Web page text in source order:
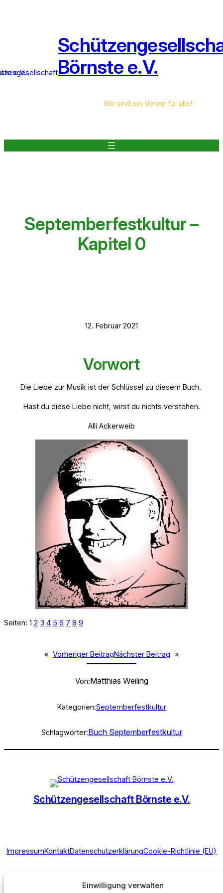
Einwilligung verwalten
Börnste e.V.
Wir sind ein Verein für alle!
Septemberfestkultur –
Kapitel 0
12. Februar 2021
Vorwort
Die Liebe zur Musik ist der Schlüssel zu diesem Buch.
Hast du diese Liebe nicht, wirst du nichts verstehen.
Alli Ackerweib
Seiten: 1 2 3 4 5 6 7 8 9
« Vorheriger BeitragNächster Beitrag »
Von:Matthias Weiling
Kategorien:Septemberfestkultur
Schlagwörter:Buch Septemberfestkultur
Schützengesellschaft Börnste e.V.
ImpressumKontaktDatenschutzerklärungCookie-Richtlinie (EU)
Instagram